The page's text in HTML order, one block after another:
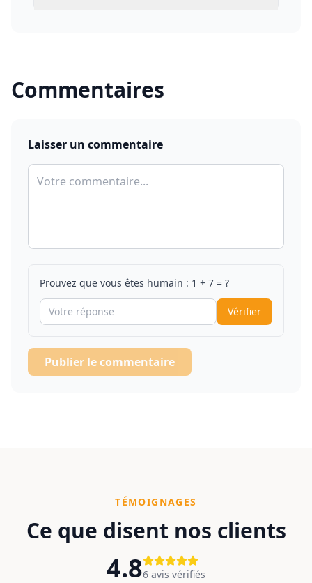
Commentaires
Laisser un commentaire
Prouvez que vous êtes humain : 1 + 7 = ?
Vérifier
Publier le commentaire
TÉMOIGNAGES
Ce que disent nos clients
4.86 avis vérifiés